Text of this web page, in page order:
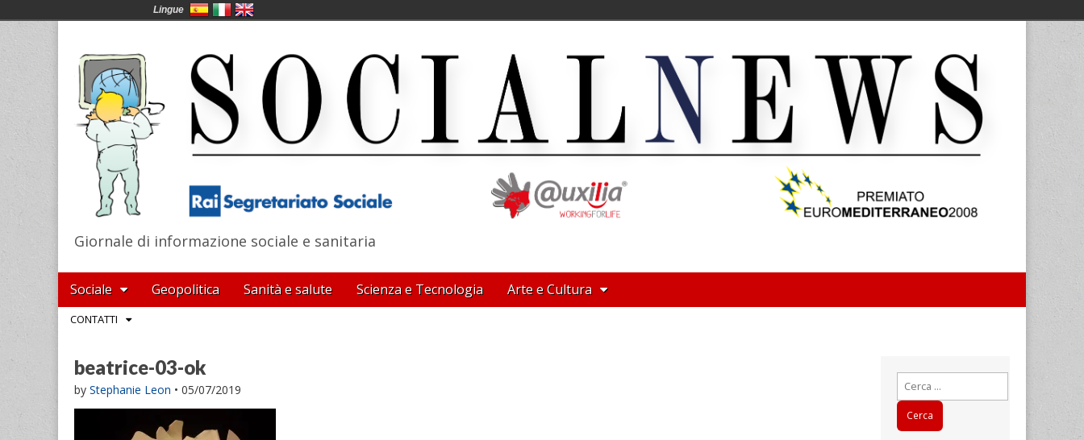
SocialNews
Giornale di informazione sociale e sanitaria
Main
menu
Skip
to
content
Sociale Geopolitica Sanità e salute Scienza e Tecnologia Arte e Cultura
SubCONTATTI
beatrice-03-ok
by Stephanie Leon • 05/07/2019
Ricerca
per:
Lingue